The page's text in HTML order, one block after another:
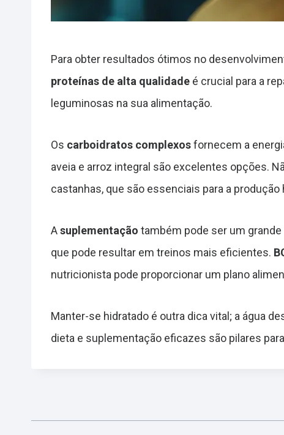
Para obter resultados ótimos no
proteínas de alta qualidade é crucial para a
leguminosas na sua alimentação.
Os carboidratos complexosfornecem a
aveia e arroz integral são excelentes opções.
castanhas, que são essenciais para a
Asuplementação também pode ser um
que pode resultar em treinos mais eficientes.
nutricionista pode proporcionar um plano
Manter-se hidratado é outra dica vital; a água
dieta e suplementação eficazes são pilares